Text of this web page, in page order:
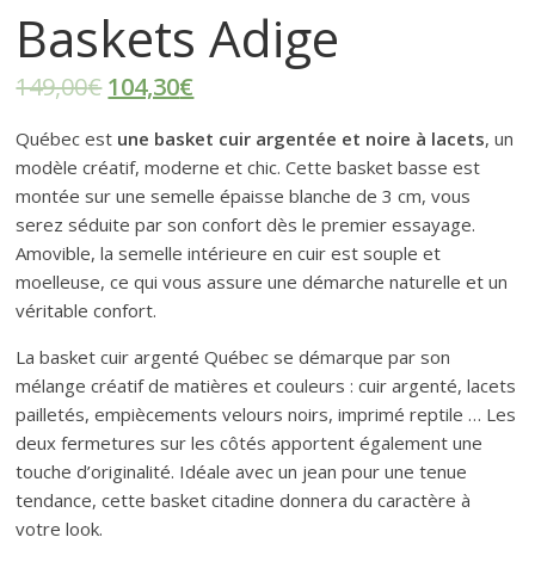
t
e
r
f
é
m
i
n
Baskets Adige
149,00€ 104,30€
Québec est une basket cuir argentée et noire à lacets, un
modèle créatif, moderne et chic. Cette basket basse est
montée sur une semelle épaisse blanche de 3 cm, vous
serez séduite par son confort dès le premier essayage.
Amovible, la semelle intérieure en cuir est souple et
moelleuse, ce qui vous assure une démarche naturelle et un
véritable confort.
La basket cuir argenté Québec se démarque par son
mélange créatif de matières et couleurs : cuir argenté, lacets
pailletés, empiècements velours noirs, imprimé reptile … Les
deux fermetures sur les côtés apportent également une
touche d’originalité. Idéale avec un jean pour une tenue
tendance, cette basket citadine donnera du caractère à
votre look.